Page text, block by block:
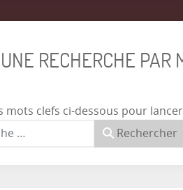
RECHERCHE PAR
mots clefs ci-dessous pour
Rechercher